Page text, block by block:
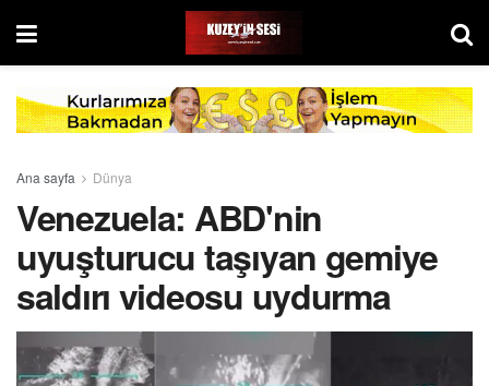
Ana sayfa Dünya
Venezuela: ABD'nin
uyuşturucu taşıyan gemiye
saldırı videosu uydurma